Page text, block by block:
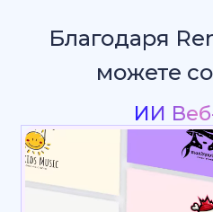
Благодаря
можете